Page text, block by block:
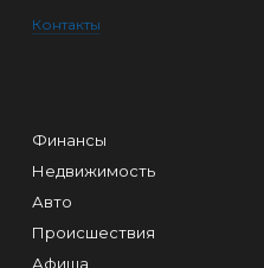
Контакты
Финансы
Недвижимость
Авто
Происшествия
Афиша